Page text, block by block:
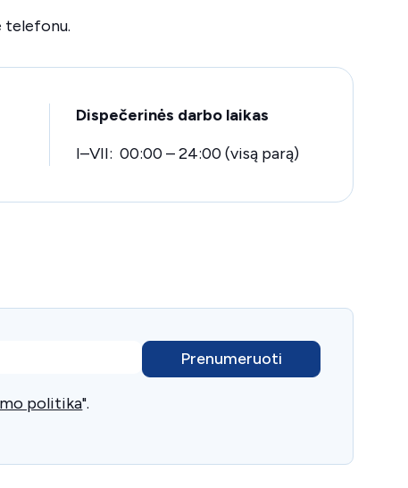
telefonu.
Dispečerinės darbo laikas
I–VII: 00:00 – 24:00 (visą parą)
politika".